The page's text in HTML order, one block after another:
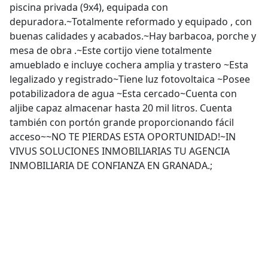
piscina privada (9x4), equipada con
depuradora.~Totalmente reformado y equipado , con
buenas calidades y acabados.~Hay barbacoa, porche y
mesa de obra .~Este cortijo viene totalmente
amueblado e incluye cochera amplia y trastero ~Esta
legalizado y registrado~Tiene luz fotovoltaica ~Posee
potabilizadora de agua ~Esta cercado~Cuenta con
aljibe capaz almacenar hasta 20 mil litros. Cuenta
también con portón grande proporcionando fácil
acceso~~NO TE PIERDAS ESTA OPORTUNIDAD!~IN
VIVUS SOLUCIONES INMOBILIARIAS TU AGENCIA
INMOBILIARIA DE CONFIANZA EN GRANADA.;